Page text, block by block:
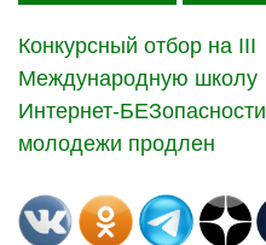
Конкурсный отбор на III
Международную школу
Интернет-БЕЗопасности
молодежи продлен